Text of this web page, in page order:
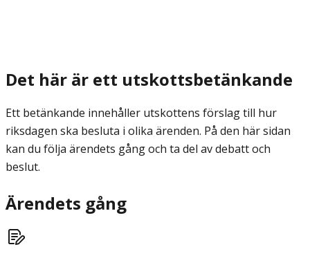
Det här är ett utskottsbetänkande
Ett betänkande innehåller utskottens förslag till hur
riksdagen ska besluta i olika ärenden. På den här sidan
kan du följa ärendets gång och ta del av debatt och
beslut.
Ärendets gång